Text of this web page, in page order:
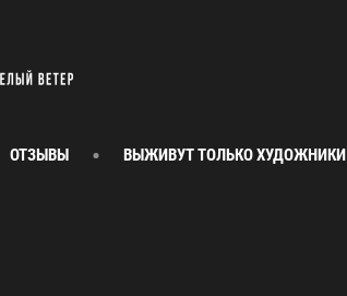
ОТЗЫВЫ ВЫЖИВУТ ТОЛЬКО ХУДОЖНИКИ